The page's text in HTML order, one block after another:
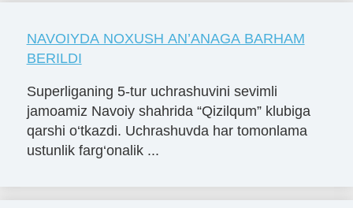
NAVOIYDA NOXUSH AN’ANAGA BARHAM
BERILDI
Superliganing 5-tur uchrashuvini sevimli
jamoamiz Navoiy shahrida “Qizilqum” klubiga
qarshi o‘tkazdi. Uchrashuvda har tomonlama
ustunlik farg‘onalik ...